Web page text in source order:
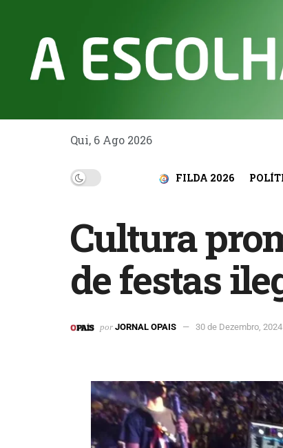
Qui, 6 Ago 2026
FILDA 2026
Cultura
de festas
por JORNAL OPAIS 30 de Dezembro, 2024